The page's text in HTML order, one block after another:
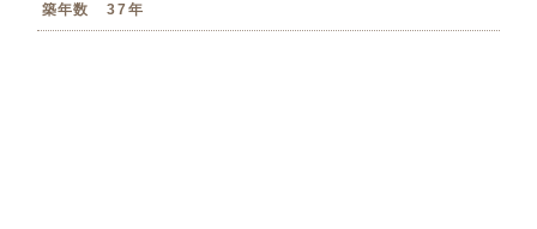
築年数 37年